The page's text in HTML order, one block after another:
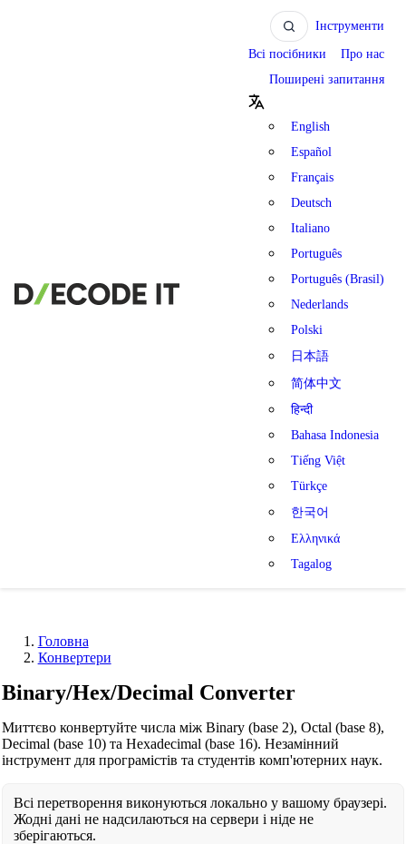
Інструменти
Всі посібники
Про нас
Поширені запитання
English
Español
Français
Deutsch
Italiano
Português
Português (Brasil)
Nederlands
Polski
日本語
简体中文
हिन्दी
Bahasa Indonesia
Tiếng Việt
Türkçe
한국어
Ελληνικά
Tagalog
Головна
Конвертери
Binary/Hex/Decimal Converter
Миттєво конвертуйте числа між Binary (base 2), Octal (base 8),
Decimal (base 10) та Hexadecimal (base 16). Незамінний
інструмент для програмістів та студентів комп'ютерних наук.
Всі перетворення виконуються локально у вашому браузері.
Жодні дані не надсилаються на сервери і ніде не
зберігаються.